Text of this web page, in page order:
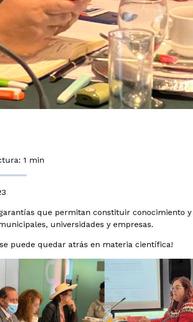
1 min
que permitan constituir conocimiento
universidades y empresas.
se puede quedar atrás en materia científica!